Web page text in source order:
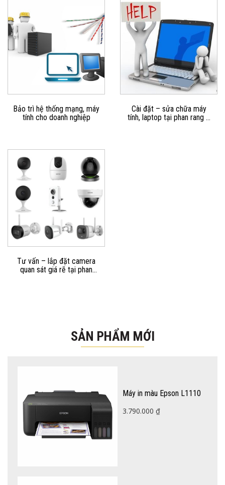
Bảo trì hệ thống mạng, máy
tính cho doanh nghiệp
Cài đặt – sửa chữa máy
tính, laptop tại phan rang –
Tư vấn – lắp đặt camera
quan sát giá rẽ tại phan
SẢN PHẨM MỚI
Máy in màu Epson L1110
3.790.000 ₫